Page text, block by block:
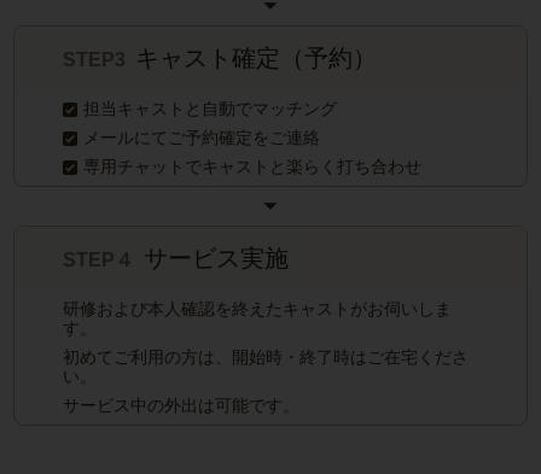
STEP3 キャスト確定（予約）
担当キャストと自動でマッチング
メールにてご予約確定をご連絡
専用チャットでキャストと楽らく打ち合わせ
STEP４ サービス実施
研修および本人確認を終えたキャストがお伺いしま
す。
初めてご利用の方は、開始時・終了時はご在宅くださ
い。
サービス中の外出は可能です。